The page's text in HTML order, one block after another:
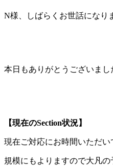
N様、しばらくお世話になり
本日もありがとうございまし
【現在のSection状況】
現在ご対応にお時間いただい
規模にもよりますので大凡